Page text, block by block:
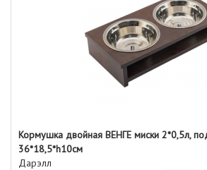
Кормушка двойная ВЕНГЕ миски 2*0,5л,
36*18,5*h10см
Дарэлл